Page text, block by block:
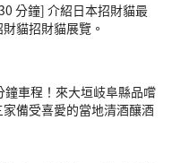
分鐘] 介紹日本招財貓最
貓招財貓展覽。
鐘車程！來大垣岐阜縣品嚐
備受喜愛的當地清酒釀酒